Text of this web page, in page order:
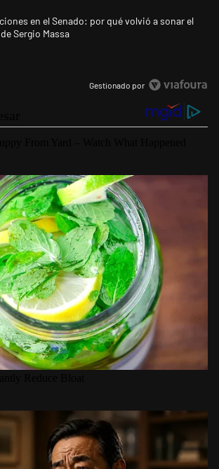
con el título "Negociaciones en el Senado:
en el Senado: por qué volvió a sonar el
Sergio Massa
Gestionado por